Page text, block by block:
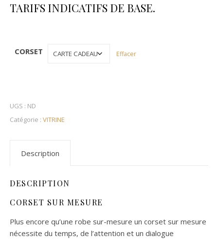
TARIFS INDICATIFS DE BASE.
CORSET Effacer
UGS : ND
Catégorie : VITRINE
Description
DESCRIPTION
CORSET SUR MESURE
Plus encore qu’une robe sur-mesure un corset sur mesure
nécessite du temps, de l’attention et un dialogue